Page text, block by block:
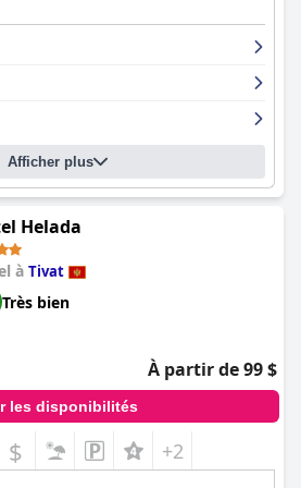
pleinement aux attentes d'un quatre
est bien noté pour son
excellente restauration, ses
son personnel exceptionnel, ce qui en
Afficher plus
Helada
à Tivat
Très bien
À partir de 99 $
les disponibilités
$ +2